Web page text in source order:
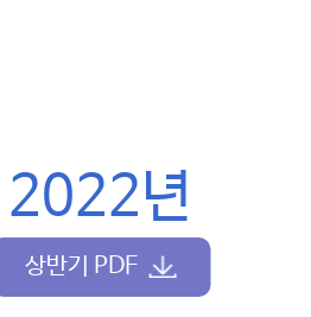
2022년
상반기 PDF